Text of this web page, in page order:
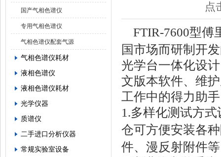
国产气相色谱仪
专用气相色谱仪
气相色谱仪配套气源
气相色谱仪耗材
液相色谱仪
液相色谱仪耗材
光学仪器
质谱仪
二手进口分析仪器
常规实验室设备
点
FTIR-7600型傅
国市场而研制开
光学台一体化设
文版本软件、维
工作中的得力助
1.多样化测试方式
仓可方便安装各
件、漫反射附件